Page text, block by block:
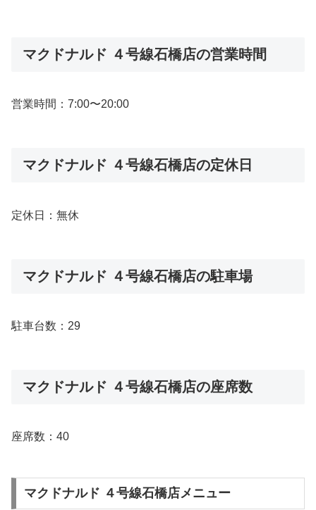
マクドナルド ４号線石橋店の営業時間
営業時間：7:00〜20:00
マクドナルド ４号線石橋店の定休日
定休日：無休
マクドナルド ４号線石橋店の駐車場
駐車台数：29
マクドナルド ４号線石橋店の座席数
座席数：40
マクドナルド ４号線石橋店メニュー